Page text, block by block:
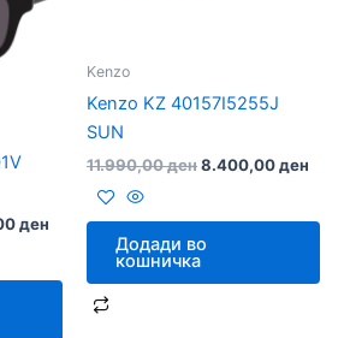
ден
Kenzo
Kenzo KZ 40157I5255J
SUN
11.990,00ден8.400,00ден
Додади во
кошничка